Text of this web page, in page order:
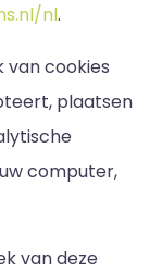
nl.
van cookies
plaatsen
computer,
van deze